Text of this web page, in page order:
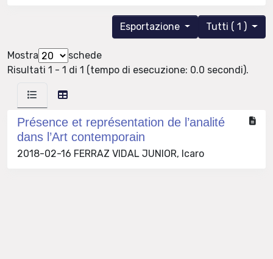
Tutti ( 1 )
Esportazione
Mostra
schede
Risultati 1 - 1 di 1 (tempo di esecuzione: 0.0 secondi).
Présence et représentation de l’analité
dans l’Art contemporain
2018-02-16 FERRAZ VIDAL JUNIOR, Icaro